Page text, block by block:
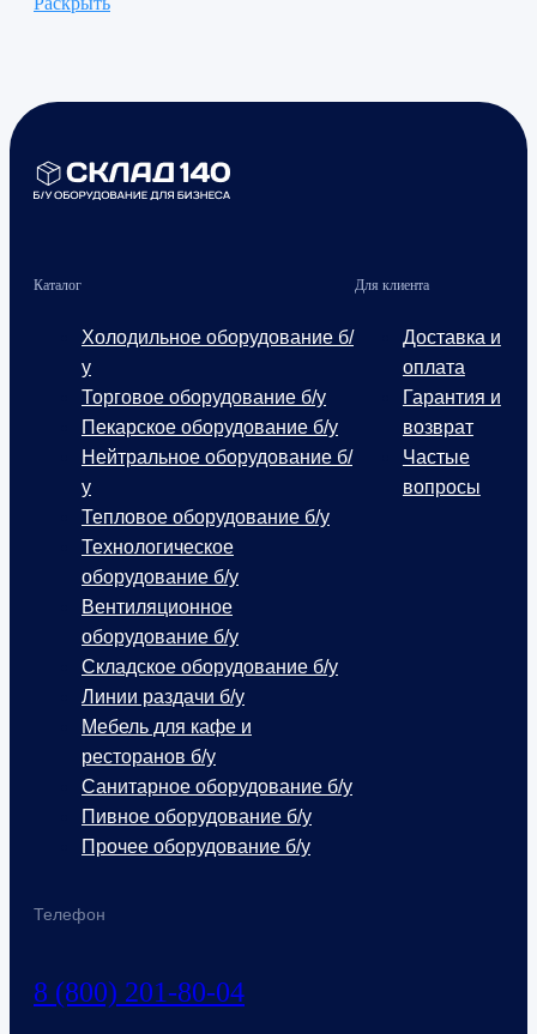
Телефон
8 (800) 201-80-04
Каталог
Холодильное оборудование б/
у
Торговое оборудование б/у
Пекарское оборудование б/у
Нейтральное оборудование б/
у
Тепловое оборудование б/у
Технологическое
оборудование б/у
Вентиляционное
оборудование б/у
Складское оборудование б/у
Линии раздачи б/у
Мебель для кафе и
ресторанов б/у
Санитарное оборудование б/у
Пивное оборудование б/у
Прочее оборудование б/у
Для клиента
Доставка и
оплата
Гарантия и
возврат
Частые
вопросы